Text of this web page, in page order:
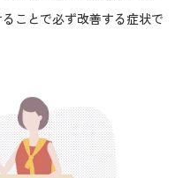
ことで必ず改善する症状で